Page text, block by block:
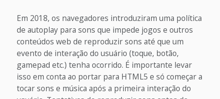
Em 2018, os navegadores introduziram uma política
de autoplay para sons que impede jogos e outros
conteúdos web de reproduzir sons até que um
evento de interação do usuário (toque, botão,
gamepad etc.) tenha ocorrido. É importante levar
isso em conta ao portar para HTML5 e só começar a
tocar sons e música após a primeira interação do